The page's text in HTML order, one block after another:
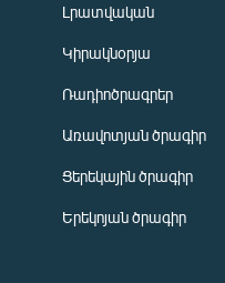
Լրատվական
Կիրակնօրյա
Ռադիոծրագրեր
Առավոտյան ծրագիր
Ցերեկային ծրագիր
Երեկոյան ծրագիր